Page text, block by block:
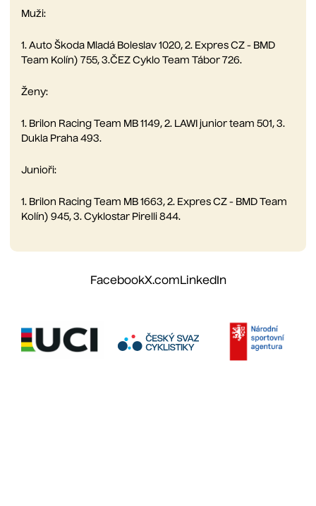
Muži:
1. Auto Škoda Mladá Boleslav 1020, 2. Expres CZ - BMD
Team Kolín) 755, 3.ČEZ Cyklo Team Tábor 726.
Ženy:
1. Brilon Racing Team MB 1149, 2. LAWI junior team 501, 3.
Dukla Praha 493.
Junioři:
1. Brilon Racing Team MB 1663, 2. Expres CZ - BMD Team
Kolín) 945, 3. Cyklostar Pirelli 844.
FacebookX.comLinkedIn